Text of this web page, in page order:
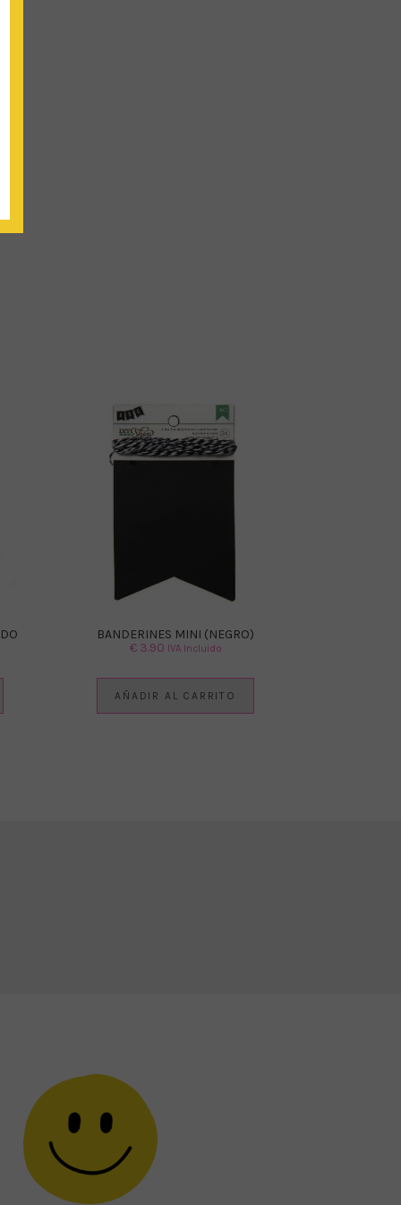
BANDERINES MINI (NEGRO)
€3.90 IVA Incluido
AÑADIR AL CARRITO